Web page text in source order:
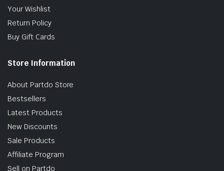
Your Wishlist
Return Policy
Buy Gift Cards
Store Information
About Partdo Store
Bestsellers
Latest Products
New Discounts
Sale Products
Affiliate Program
Sell on Partdo